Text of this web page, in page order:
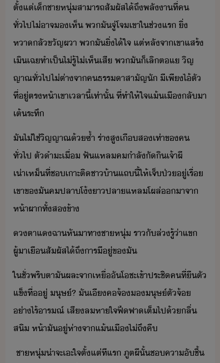
ตั้แต่​เ็ชา​หุ่​สาารถ​สัผัส​ไ้​ถึ​พลัา​ที่​ค​
ทั่ไป​ไ่​าจ​​เห็​ ​พ​ั​จู่โจ​เขา​ใ​ช่แร​ ​ิ่​
หาลั​ขัญ​ผา​ ​พ​ั​ิ่​ไ้ใจ​ ​แต่​หลัจา​เขา​แสร้​
เิเฉ​ทำเป็​ไ่รู้ไ่เห็​เสี​ ​พ​ั​็​เลิ​ตแ​ ​ิญ
ญาณ​ทั่ไป​ไ่​ต่า​จา​คธรรา​สาัญ​ั​ ​ี​เพี​ไ้​ตั​
ที่ู่​ตรห้า​เขา​เลาี้​เท่าั้​ ​ที่​ทำให้​ใจ​แ้​เื​ลัา​
เต้​ระทึ
ั​ไ่ใช่​ิญญาณ​้ซ้ำ​ ​ร่า​สู​เื​สเท่า​ข​ค​
ทั่ไป​ ​ตั​ำ​ะเื่​ ​ฟั​แหลค​ำลั​ั​ิเจ​้า​ผี​
เ่าเห็​ที่​ช​เาะติ​ชา้า​แถ​ี้​ให้​เจ็ป่​ู่​เรื่​ ​
เขา​ข​ั​ค​ปลา​โ้​า​ปลา​แหล​โผล่​า​จา​
ห้าผา​ทั้ส​ข้า​
ตา​แฉา​หัา​ทา​ชาหุ่​ ​ราั​ล่รู้​่า​แข​
ผู้าเื​สัผัส​ไ้​ถึ​าร​ีู่​ข​ั
ใ​ชั่พริตา​ั​ผละ​จา​เหื่​ั​โชะ​เข้า​ประชิ​คที​่​ื​ตั​
แข็ทื่​ู่​ ​ุษ์​?​ ​ั​เีค​จ้​ุษ์​ตั​จ้​
่าไร​้​ารณ์​ ​เสี​ลหาใจฟื​ฟา​เต็ไป้​ลิ่​
สิ​ ​ห้า​ั​ู่​ห่า​จา​แ้​เื​ไ่​ถึ​คื
​ชาหุ่​่าจะ​เะใจ​ตั้แต่​ทีแร​ ​ภูตผี​ั้​ช​คาั​ชื้​